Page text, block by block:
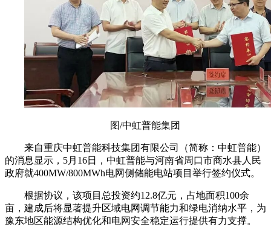
图/中虹普能集团
来自重庆中虹普能科技集团有限公司（简称：中虹普能）
的消息显示，5月16日，中虹普能与河南省周口市商水县人民
政府就400MW/800MWh电网侧储能电站项目举行签约仪式。
根据协议，该项目总投资约12.8亿元，占地面积100余
亩，建成后将显著提升区域电网调节能力和绿电消纳水平，为
豫东地区能源结构优化和电网安全稳定运行提供有力支撑。